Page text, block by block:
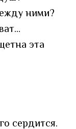
ними?
эта
сердится.